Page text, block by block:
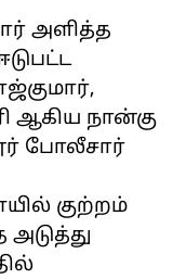
அளித்த
ஆகிய நான்கு
போலீசார்
குற்றம்